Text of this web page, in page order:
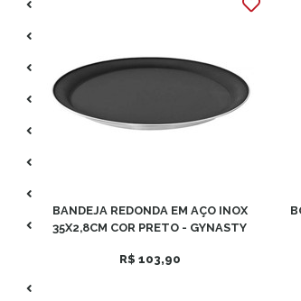
BANDEJA REDONDA EM AÇO INOX
35X2,8CM COR PRETO - GYNASTY
R$ 103,90